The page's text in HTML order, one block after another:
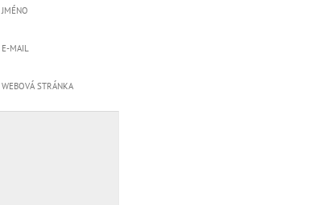
JMÉNO
E-MAIL
WEBOVÁ STRÁNKA